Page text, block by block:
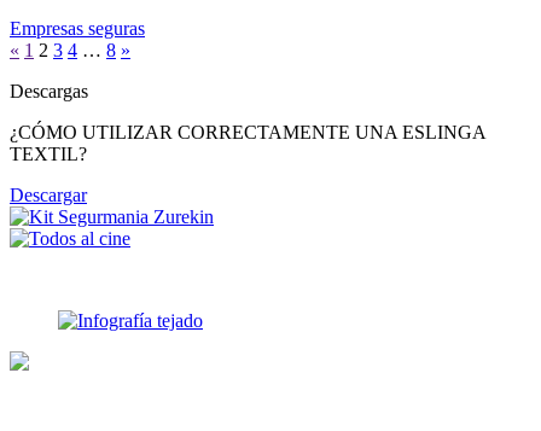
Empresas seguras
« 1 2 3 4 … 8 »
Descargas
¿CÓMO UTILIZAR CORRECTAMENTE UNA ESLINGA
TEXTIL?
Descargar